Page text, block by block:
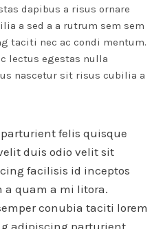
dapibus a risus ornare
a sed a a rutrum sem sem
taciti nec ac condi mentum.
lectus egestas nulla
nascetur sit risus cubilia a
felis quisque
duis odio velit sit
facilisis id inceptos
a quam a mi litora.
conubia taciti lorem